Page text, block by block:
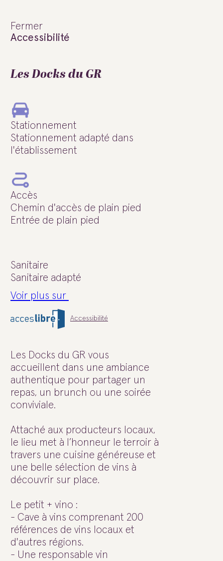
Fermer
Accessibilité
Les Docks du GR
Stationnement
Stationnement adapté dans
l'établissement
Accès
Chemin d'accès de plain pied
Entrée de plain pied
Sanitaire
Sanitaire adapté
Voir plus sur
Accessibilité
Les Docks du GR vous
accueillent dans une ambiance
authentique pour partager un
repas, un brunch ou une soirée
conviviale.
Attaché aux producteurs locaux,
le lieu met à l’honneur le terroir à
travers une cuisine généreuse et
une belle sélection de vins à
découvrir sur place.
Le petit + vino :
- Cave à vins comprenant 200
références de vins locaux et
d'autres régions.
- Une responsable vin